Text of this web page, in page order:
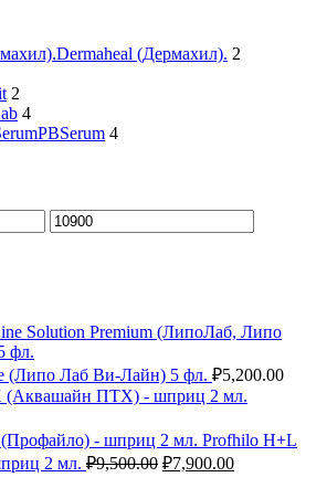
Dermaheal (Дермахил). 2
2
4
PBSerum 4
Максимальная
цена
(Липо Лаб Ви-Лайн) 5 фл. ₽5,200.00
(Аквашайн ПТХ) - шприц 2 мл.
Profhilo H+L
2 мл. ₽9,500.00 Первоначальная
₽7,900.00Текущая